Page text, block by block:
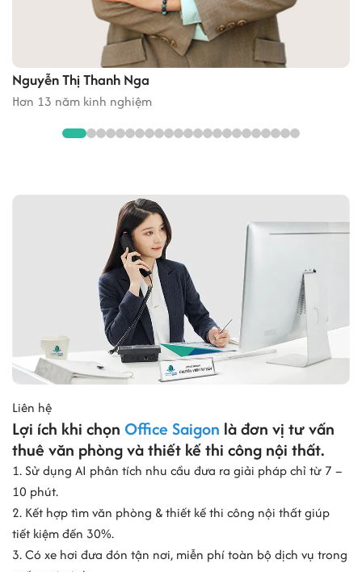
Nguyễn Thị Thanh Nga
Hơn 13 năm kinh nghiệm
Liên hệ
Lợi ích khi chọn Office Saigon là đơn vị tư vấn
thuê văn phòng và thiết kế thi công nội thất.
1. Sử dụng AI phân tích nhu cầu đưa ra giải pháp chỉ từ 7 –
10 phút.
2. Kết hợp tìm văn phòng & thiết kế thi công nội thất giúp
tiết kiệm đến 30%.
3. Có xe hơi đưa đón tận nơi, miễn phí toàn bộ dịch vụ trong